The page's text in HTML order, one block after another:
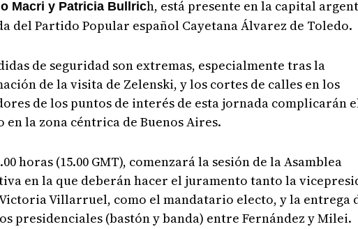
Macri y Patricia Bullrich, está presente en la capital
del Partido Popular español Cayetana Álvarez de Toledo.
de seguridad son extremas, especialmente tras la
de la visita de Zelenski, y los cortes de calles en los
de los puntos de interés de esta jornada complicarán
en la zona céntrica de Buenos Aires.
horas (15.00 GMT), comenzará la sesión de la Asamblea
en la que deberán hacer el juramento tanto la
Villarruel, como el mandatario electo, y la entrega
presidenciales (bastón y banda) entre Fernández y Milei.